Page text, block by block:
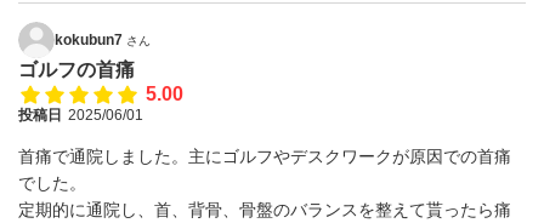
kokubun7 さん
ゴルフの首痛
5.00
投稿日 2025/06/01
首痛で通院しました。主にゴルフやデスクワークが原因での首痛
でした。
定期的に通院し、首、背骨、骨盤のバランスを整えて貰ったら痛